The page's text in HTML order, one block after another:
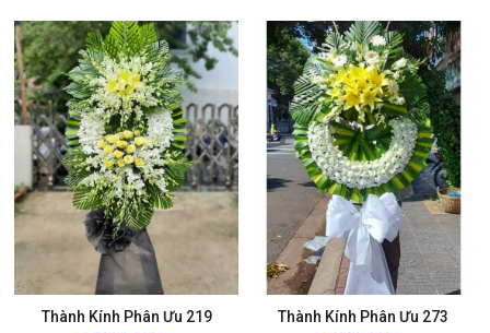
Thành Kính Phân Ưu 219
Mua ngay
Thành Kính Phân Ưu 273
Mua ngay